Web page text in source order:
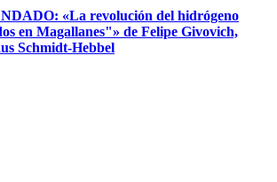
«La revolución del hidrógeno
en Magallanes"» de Felipe Givovich,
Schmidt-Hebbel